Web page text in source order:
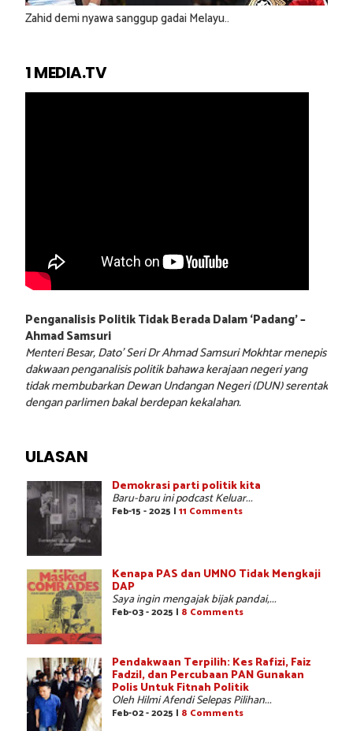
Zahid demi nyawa sanggup gadai Melayu..
1 MEDIA.TV
Penganalisis Politik Tidak Berada Dalam ‘Padang’ –
Ahmad Samsuri
Menteri Besar, Dato’ Seri Dr Ahmad Samsuri Mokhtar menepis
dakwaan penganalisis politik bahawa kerajaan negeri yang
tidak membubarkan Dewan Undangan Negeri (DUN) serentak
dengan parlimen bakal berdepan kekalahan.
ULASAN
Demokrasi parti politik kita
Baru-baru ini podcast Keluar...
Feb-15 - 2025 | 11 Comments
Kenapa PAS dan UMNO Tidak Mengkaji
DAP
Saya ingin mengajak bijak pandai,...
Feb-03 - 2025 | 8 Comments
Pendakwaan Terpilih: Kes Rafizi, Faiz
Fadzil, dan Percubaan PAN Gunakan
Polis Untuk Fitnah Politik
Oleh Hilmi Afendi Selepas Pilihan...
Feb-02 - 2025 | 8 Comments